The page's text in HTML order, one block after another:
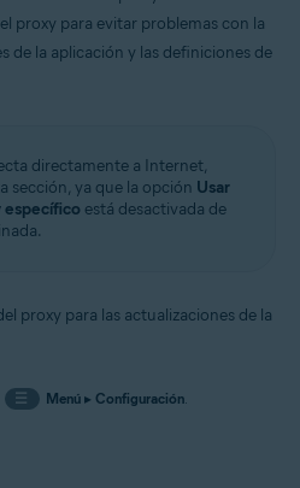
proxy para evitar problemas con la
de la aplicación y las definiciones de
directamente a Internet,
sección, ya que la opción Usar
específico está desactivada de
proxy para las actualizaciones de la
☰ Menú▸ Configuración.